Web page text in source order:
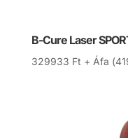
B-Cure Laser
329933 Ft + Áfa (